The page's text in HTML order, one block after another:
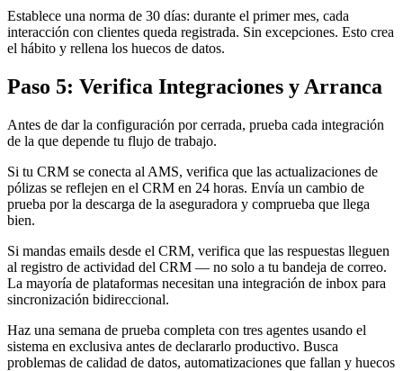
Establece una norma de 30 días: durante el primer mes, cada
interacción con clientes queda registrada. Sin excepciones. Esto crea
el hábito y rellena los huecos de datos.
Paso 5: Verifica Integraciones y Arranca
Antes de dar la configuración por cerrada, prueba cada integración
de la que depende tu flujo de trabajo.
Si tu CRM se conecta al AMS, verifica que las actualizaciones de
pólizas se reflejen en el CRM en 24 horas. Envía un cambio de
prueba por la descarga de la aseguradora y comprueba que llega
bien.
Si mandas emails desde el CRM, verifica que las respuestas lleguen
al registro de actividad del CRM — no solo a tu bandeja de correo.
La mayoría de plataformas necesitan una integración de inbox para
sincronización bidireccional.
Haz una semana de prueba completa con tres agentes usando el
sistema en exclusiva antes de declararlo productivo. Busca
problemas de calidad de datos, automatizaciones que fallan y huecos